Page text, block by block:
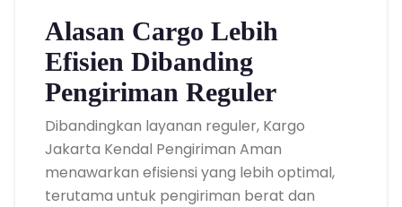
Alasan Cargo Lebih
Efisien Dibanding
Pengiriman Reguler
Dibandingkan layanan reguler, Kargo
Jakarta Kendal Pengiriman Aman
menawarkan efisiensi yang lebih optimal,
terutama untuk pengiriman berat dan